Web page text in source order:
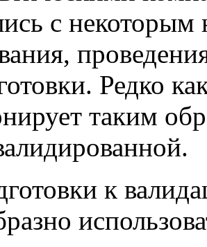
с
Редко
таким
к